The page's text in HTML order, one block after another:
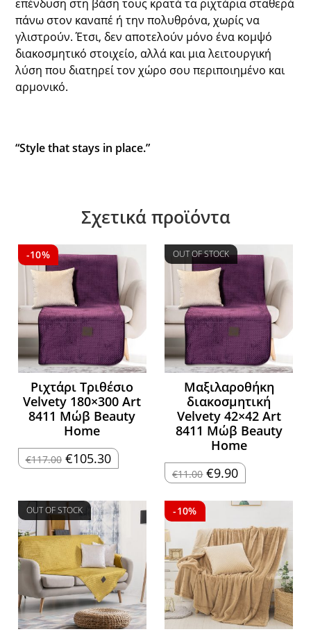
επένδυση στη βάση τους κρατά τα ριχτάρια σταθερά
πάνω στον καναπέ ή την πολυθρόνα, χωρίς να
γλιστρούν. Έτσι, δεν αποτελούν μόνο ένα κομψό
διακοσμητικό στοιχείο, αλλά και μια λειτουργική
λύση που διατηρεί τον χώρο σου περιποιημένο και
αρμονικό.
“Style that stays in place.”
Σχετικά προϊόντα
-10%
Ριχτάρι Τριθέσιο
Velvety 180×300 Art
8411 Μώβ Beauty
Home
€117.00 Original
price
€105.30Η
τρέχουσα
OUT OF STOCK
Μαξιλαροθήκη
διακοσμητική
Velvety 42×42 Art
8411 Μώβ Beauty
Home
€11.00 Original
price
€11.00.
€9.90Η
τρέχουσα
είναι:
€9.90.
OUT OF STOCK -10%